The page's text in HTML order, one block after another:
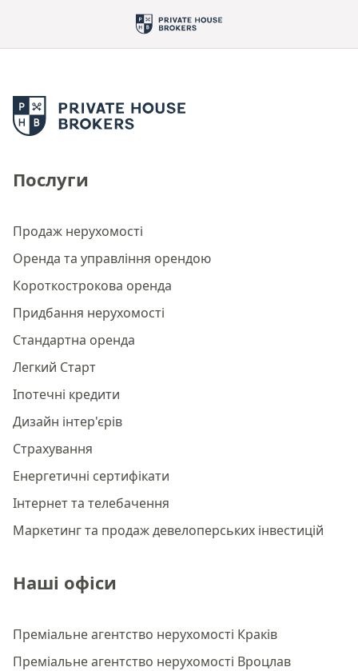
Послуги
Продаж нерухомості
Оренда та управління орендою
Короткострокова оренда
Придбання нерухомості
Стандартна оренда
Легкий Старт
Іпотечні кредити
Дизайн інтер'єрів
Страхування
Енергетичні сертифікати
Інтернет та телебачення
Маркетинг та продаж девелоперських інвестицій
Наші офіси
Преміальне агентство нерухомості Краків
Преміальне агентство нерухомості Вроцлав